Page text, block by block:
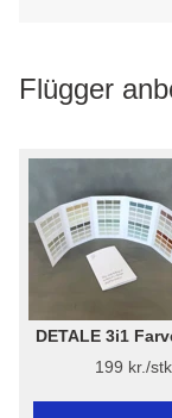
Flügger
DETALE 3i1
stk. - DETALE
Farvekort 2025 -
KC14, Matt
199 kr./stk.